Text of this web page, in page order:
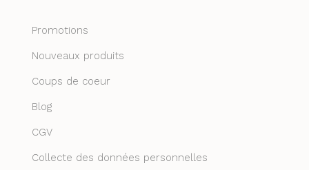
Promotions
Nouveaux produits
Coups de coeur
Blog
CGV
Collecte des données personnelles